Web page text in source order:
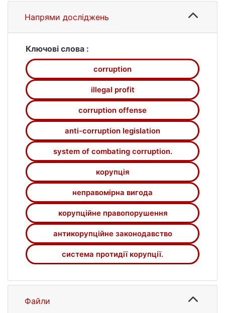
Напрями досліджень
Ключові слова :
corruption
illegal profit
corruption offense
anti-corruption legislation
system of combating corruption.
корупція
неправомірна вигода
корупційне правопорушення
антикорупційне законодавство
система протидії корупції.
Файли